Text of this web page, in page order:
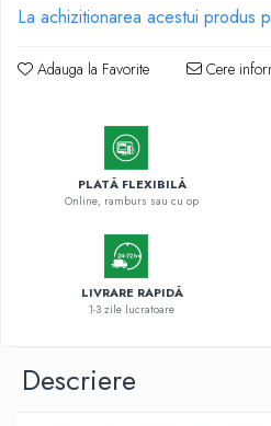
Markere permanente
La achizitionarea acestui produs
Adauga la Favorite Cere
PLATĂ FLEXIBILĂ
Online, ramburs sau cu op
LIVRARE RAPIDĂ
1-3 zile lucratoare
Descriere